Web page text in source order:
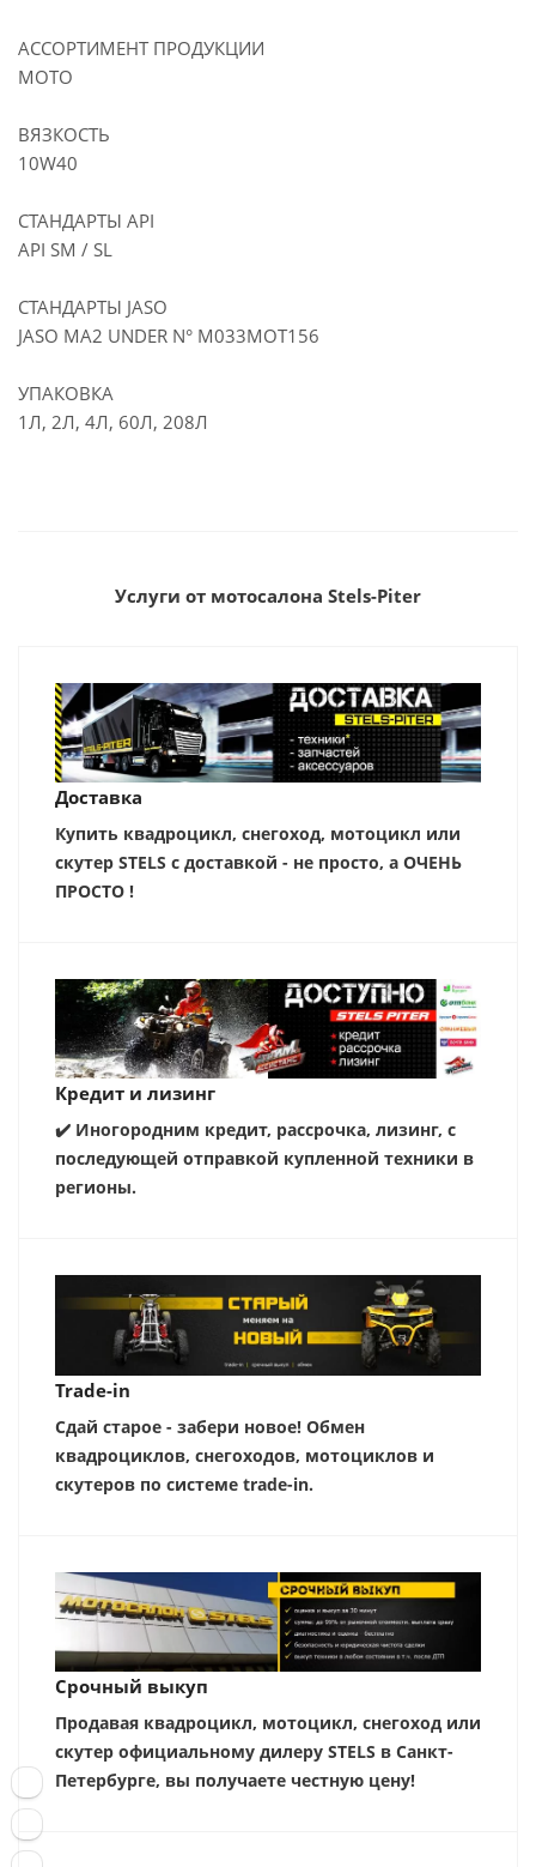
АССОРТИМЕНТ ПРОДУКЦИИ
МОТО
ВЯЗКОСТЬ
10W40
СТАНДАРТЫ API
API SM / SL
СТАНДАРТЫ JASO
JASO MA2 UNDER N° M033MOT156
УПАКОВКА
1Л, 2Л, 4Л, 60Л, 208Л
Услуги от мотосалона Stels-Piter
Доставка
Купить квадроцикл, снегоход, мотоцикл или
скутер STELS с доставкой - не просто, а ОЧЕНЬ
ПРОСТО !
Кредит и лизинг
✔️ Иногородним кредит, рассрочка, лизинг, с
последующей отправкой купленной техники в
регионы.
Trade-in
Сдай старое - забери новое! Обмен
квадроциклов, снегоходов, мотоциклов и
скутеров по системе trade-in.
Срочный выкуп
Продавая квадроцикл, мотоцикл, снегоход или
скутер официальному дилеру STELS в Санкт-
Петербурге, вы получаете честную цену!